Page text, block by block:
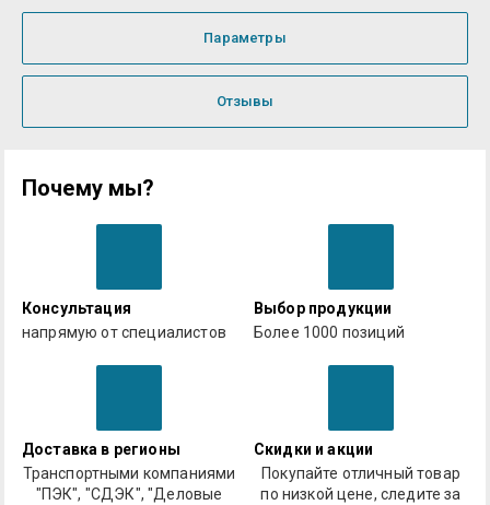
Параметры
Отзывы
Почему мы?
Консультация
напрямую от специалистов
Выбор продукции
Более 1000 позиций
Доставка в регионы
Транспортными компаниями
"ПЭК", "СДЭК", "Деловые
Скидки и акции
Покупайте отличный товар
по низкой цене, следите за